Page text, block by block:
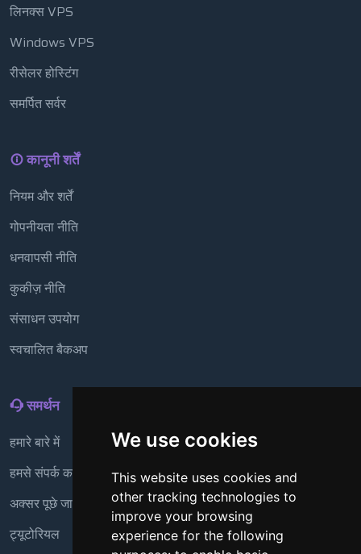
We use cookies
This website uses cookies and
other tracking technologies to
improve your browsing
experience for the following
लिनक्स VPS
Windows VPS
रीसेलर होस्टिंग
समर्पित सर्वर
कानूनी शर्तें
नियम और शर्तें
गोपनीयता नीति
धनवापसी नीति
कुकीज़ नीति
संसाधन उपयोग
स्वचालित बैकअप
समर्थन
हमारे बारे में
हमसे संपर्क करें
अक्सर पूछे जाने वाले प्रश्न
ट्यूटोरियल